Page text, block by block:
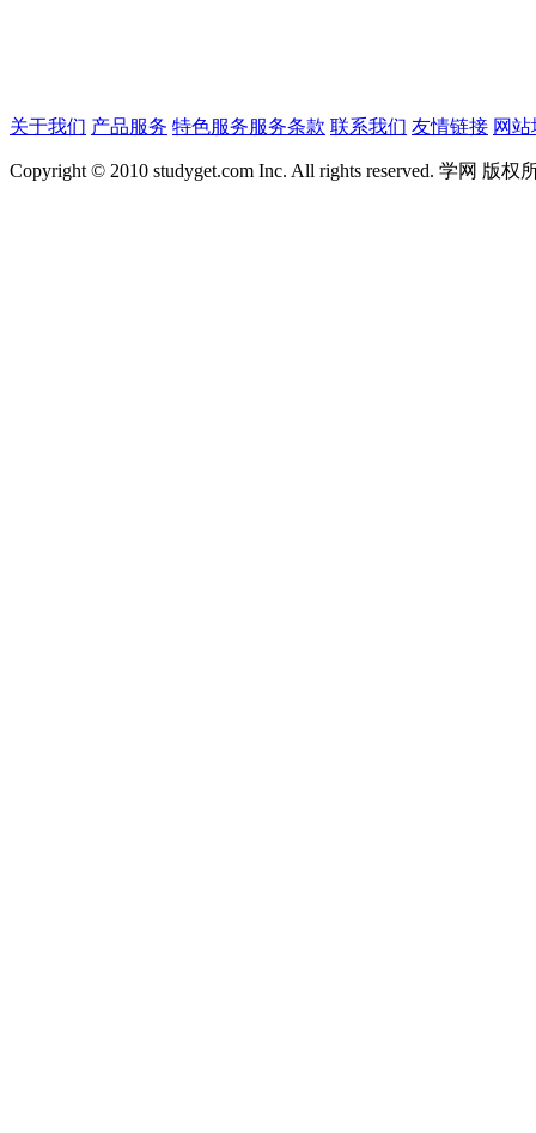
关于我们 产品服务 特色服务服务条款 联系我们 友情链接 网
Copyright © 2010 studyget.com Inc. All rights reserved. 学网 版权